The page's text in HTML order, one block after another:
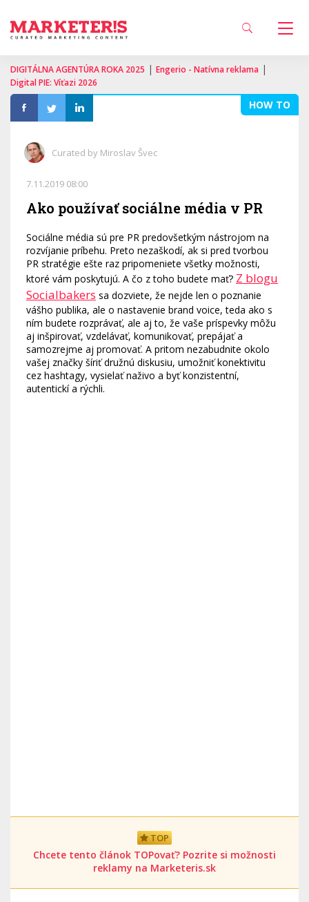
DIGITÁLNA AGENTÚRA ROKA 2025 | Engerio - Natívna reklama |
Digital PIE: Víťazi 2026
HOW TO
Curated by Miroslav Švec
7.11.2019 08:00
Ako používať sociálne média v PR
Sociálne média sú pre PR predovšetkým nástrojom na
rozvíjanie príbehu. Preto nezaškodí, ak si pred tvorbou
PR stratégie ešte raz pripomeniete všetky možnosti,
ktoré vám poskytujú. A čo z toho budete mať? Z blogu
Socialbakers sa dozviete, že nejde len o poznanie
vášho publika, ale o nastavenie brand voice, teda ako s
ním budete rozprávať, ale aj to, že vaše príspevky môžu
aj inšpirovať, vzdelávať, komunikovať, prepájať a
samozrejme aj promovať. A pritom nezabudnite okolo
vašej značky šíriť družnú diskusiu, umožniť konektivitu
cez hashtagy, vysielať naživo a byť konzistentní,
autentickí a rýchli.
TOP
Chcete tento článok TOPovať? Pozrite si možnosti
reklamy na Marketeris.sk